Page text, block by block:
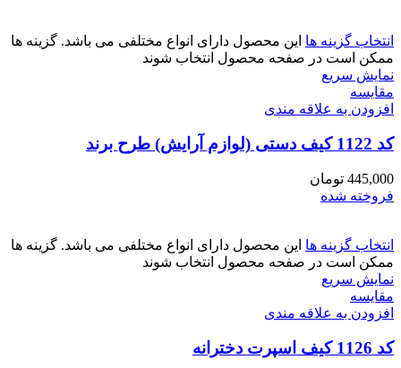
انتخاب گزینه ها این محصول دارای انواع مختلفی می باشد. گزینه ها
ممکن است در صفحه محصول انتخاب شوند
نمایش سریع
مقايسه
افزودن به علاقه مندی
کد 1122 کیف دستی (لوازم آرایش) طرح برند
445,000 تومان
فروخته شده
انتخاب گزینه ها این محصول دارای انواع مختلفی می باشد. گزینه ها
ممکن است در صفحه محصول انتخاب شوند
نمایش سریع
مقايسه
افزودن به علاقه مندی
کد 1126 کیف اسپرت دخترانه